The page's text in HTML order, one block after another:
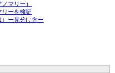
マリー）
リーを検証
ー見分け方ー